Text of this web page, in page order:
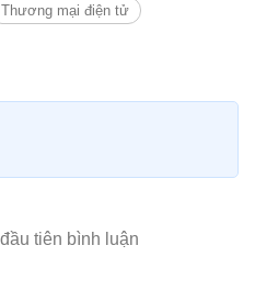
Thương mại điện tử